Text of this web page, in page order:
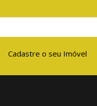
Cadastre o seu Imóvel